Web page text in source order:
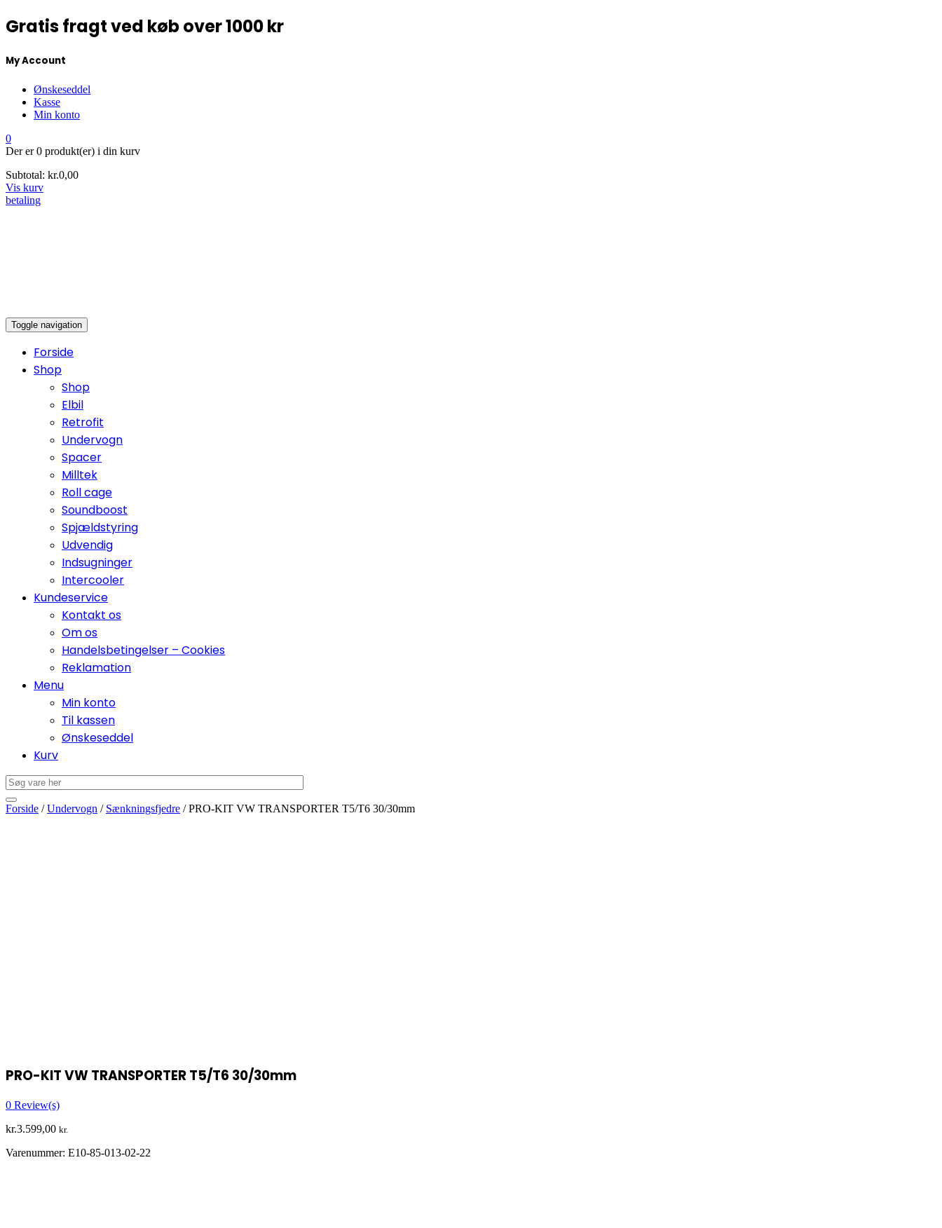
Gratis fragt ved køb over 1000 kr
My Account
Ønskeseddel
Kasse
Min konto
0
Der er0 produkt(er) i din kurv
Subtotal: kr.0,00
Vis kurv
betaling
Toggle navigation
Forside
Shop
Shop
Elbil
Retrofit
Undervogn
Spacer
Milltek
Roll cage
Soundboost
Spjældstyring
Udvendig
Indsugninger
Intercooler
Kundeservice
Kontakt os
Om os
Handelsbetingelser – Cookies
Reklamation
Menu
Min konto
Til kassen
Ønskeseddel
Kurv
Forside /Undervogn / Sænkningsfjedre / PRO-KIT VW TRANSPORTER T5/T6 30/30mm
PRO-KIT VW TRANSPORTER T5/T6 30/30mm
0 Review(s)
kr.3.599,00 kr.
Varenummer: E10-85-013-02-22